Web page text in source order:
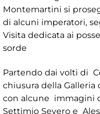
Montemartini si
di alcuni imperatori,
Visita dedicata ai
sorde
Partendo dai volti di
chiusura della
con alcune immagini
Settimio Severo e